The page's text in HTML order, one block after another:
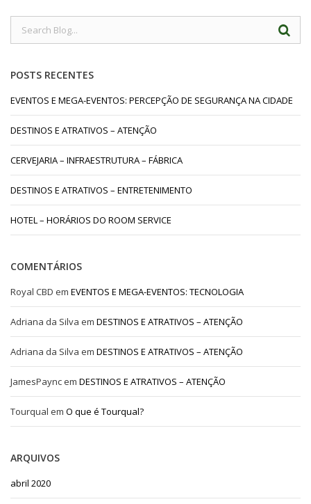
POSTS RECENTES
EVENTOS E MEGA-EVENTOS: PERCEPÇÃO DE SEGURANÇA NA CIDADE
DESTINOS E ATRATIVOS – ATENÇÃO
CERVEJARIA – INFRAESTRUTURA – FÁBRICA
DESTINOS E ATRATIVOS – ENTRETENIMENTO
HOTEL – HORÁRIOS DO ROOM SERVICE
COMENTÁRIOS
Royal CBD em EVENTOS E MEGA-EVENTOS: TECNOLOGIA
Adriana da Silva em DESTINOS E ATRATIVOS – ATENÇÃO
Adriana da Silva em DESTINOS E ATRATIVOS – ATENÇÃO
JamesPaync em DESTINOS E ATRATIVOS – ATENÇÃO
Tourqual em O que é Tourqual?
ARQUIVOS
abril 2020